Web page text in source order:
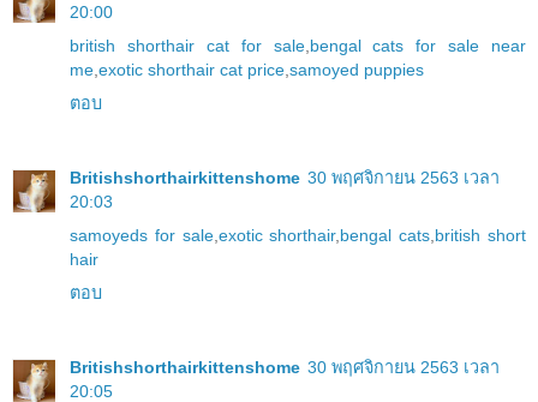
20:00
british shorthair cat for sale, bengal cats for sale near
me exotic shorthair cat price samoyed puppies
ตอบ
Britishshorthairkittenshome 30 พฤศจิกายน 2563 เวลา
20:03
samoyeds for sale, exotic shorthair, bengal cats british short
hair
ตอบ
Britishshorthairkittenshome 30 พฤศจิกายน 2563 เวลา
20:05